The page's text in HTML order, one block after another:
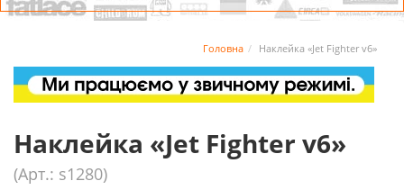
Головна Наклейка «Jet Fighter v6»
Наклейка «Jet Fighter v6»
(Арт.: s1280)